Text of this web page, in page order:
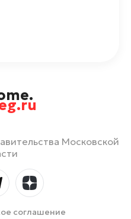
Московской
соглашение